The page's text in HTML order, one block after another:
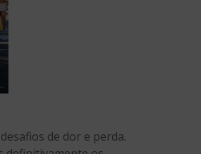
de dor e perda.